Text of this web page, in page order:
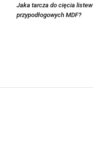
Jaka tarcza do cięcia listew
przypodłogowych MDF?